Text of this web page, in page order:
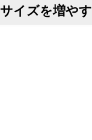
イズを増やす